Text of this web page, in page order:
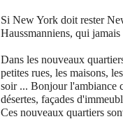
Si New York doit rester
Haussmanniens, qui jamais
Dans les nouveaux
petites rues, les maisons,
soir ... Bonjour l'ambiance
désertes, façades
Ces nouveaux quartiers